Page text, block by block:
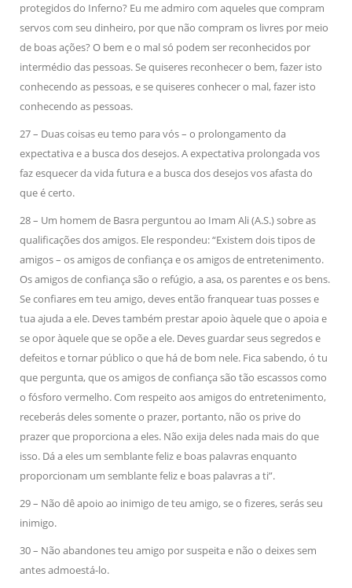
protegidos do Inferno? Eu me admiro com aqueles que compram
servos com seu dinheiro, por que não compram os livres por meio
de boas ações? O bem e o mal só podem ser reconhecidos por
intermédio das pessoas. Se quiseres reconhecer o bem, fazer isto
conhecendo as pessoas, e se quiseres conhecer o mal, fazer isto
conhecendo as pessoas.
27 – Duas coisas eu temo para vós – o prolongamento da
expectativa e a busca dos desejos. A expectativa prolongada vos
faz esquecer da vida futura e a busca dos desejos vos afasta do
que é certo.
28 – Um homem de Basra perguntou ao Imam Ali (A.S.) sobre as
qualificações dos amigos. Ele respondeu: “Existem dois tipos de
amigos – os amigos de confiança e os amigos de entretenimento.
Os amigos de confiança são o refúgio, a asa, os parentes e os bens.
Se confiares em teu amigo, deves então franquear tuas posses e
tua ajuda a ele. Deves também prestar apoio àquele que o apoia e
se opor àquele que se opõe a ele. Deves guardar seus segredos e
defeitos e tornar público o que há de bom nele. Fica sabendo, ó tu
que pergunta, que os amigos de confiança são tão escassos como
o fósforo vermelho. Com respeito aos amigos do entretenimento,
receberás deles somente o prazer, portanto, não os prive do
prazer que proporciona a eles. Não exija deles nada mais do que
isso. Dá a eles um semblante feliz e boas palavras enquanto
proporcionam um semblante feliz e boas palavras a ti”.
29 – Não dê apoio ao inimigo de teu amigo, se o fizeres, serás seu
inimigo.
30 – Não abandones teu amigo por suspeita e não o deixes sem
antes admoestá-lo.